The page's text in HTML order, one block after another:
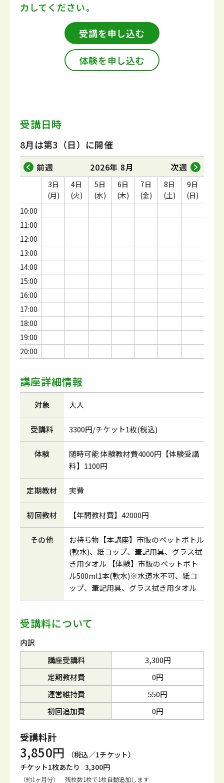
力してください。
受講を申し込む
体験を申し込む
受講日時
8月は第3（日）に開催
前週 2026年 8月 次週
10:00
11:00
12:00
13:00
14:00
15:00
16:00
17:00
18:00
19:00
20:00
3日
(月)
4日
(火)
5日
(水)
6日
(木)
7日
(金)
8日
(土)
9日
(日)
講座詳細情報
対象 大人
受講料 3300円/チケット1枚(税込)
体験
随時可能 体験教材費4000円【体験受講
料】1100円
定期教材 実費
初回教材 【年間教材費】42000円
その他
お持ち物【本講座】市販のペットボトル
(軟水)、紙コップ、筆記用具、グラス拭
き用タオル 【体験】市販のペットボト
ル500ml1本(軟水)※水道水不可、紙コ
ップ、筆記用具、グラス拭き用タオル
受講料について
内訳
講座受講料
3,300円
定期教材費
0円
運営維持費
550円
初回追加費
0円
受講料計
3,850円
（税込／1チケット）
チケット1枚あたり 3,300円
（約1ヶ月分） 残枚数1枚で1枚自動追加します